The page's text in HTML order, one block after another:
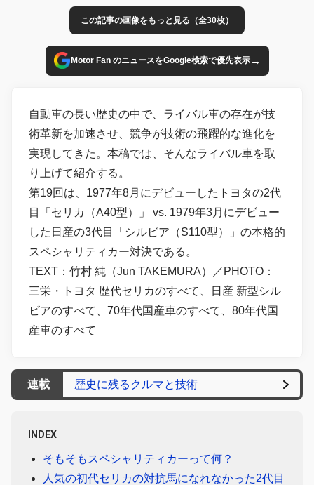
この記事の画像をもっと見る（全30枚）
Motor Fan のニュースをGoogle検索で優先表示→
自動車の長い歴史の中で、ライバル車の存在が技
術革新を加速させ、競争が技術の飛躍的な進化を
実現してきた。本稿では、そんなライバル車を取
り上げて紹介する。
第19回は、1977年8月にデビューしたトヨタの2代
目「セリカ（A40型）」 vs. 1979年3月にデビュー
した日産の3代目「シルビア（S110型）」の本格的
スペシャリティカー対決である。
TEXT：竹村 純（Jun TAKEMURA）／PHOTO：
三栄・トヨタ 歴代セリカのすべて、日産 新型シル
ビアのすべて、70年代国産車のすべて、80年代国
産車のすべて
連載 歴史に残るクルマと技術
INDEX
そもそもスペシャリティカーって何？
人気の初代セリカの対抗馬になれなかった2代目